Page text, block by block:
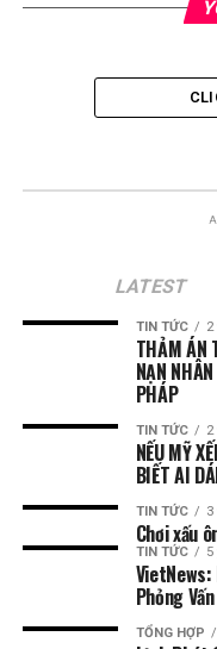
LATEST
TIN TỨC 2
THẢM ÁN
NẠN
PHÁP
TIN TỨC 2
NẾU MỸ
BIẾT AI
TIN TỨC 3
Chơi xấu
TIN TỨC 5
VietNews:
Phỏng
TỔNG HỢP